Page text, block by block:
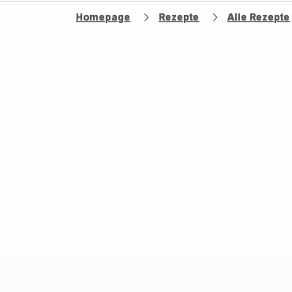
Homepage Rezepte Alle Rezepte